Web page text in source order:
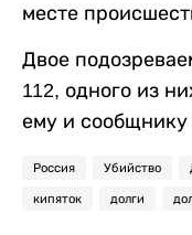
месте
Двое
112, одного из
ему и сообщнику
Россия Убийство
кипяток долги